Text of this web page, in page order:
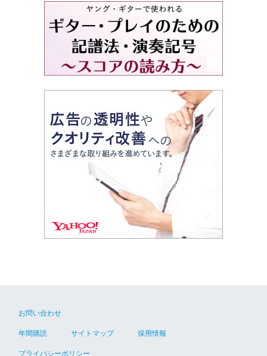
お問い合わせ
年間購読 サイトマップ 採用情報
プライバシーポリシー